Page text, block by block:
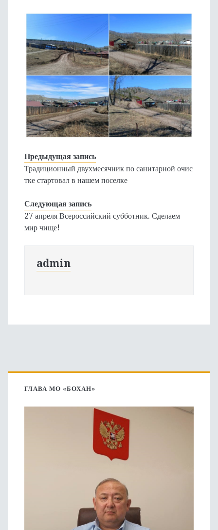
Предыдущая запись
Традиционный двухмесячник по санитарной очис
тке стартовал в нашем поселке
Следующая запись
27 апреля Всероссийский субботник. Сделаем
мир чище!
admin
Основная
боковая
ГЛАВА МО «БОХАН»